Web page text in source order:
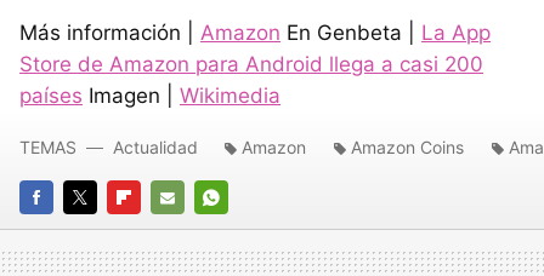
Más información | Amazon En Genbeta | La App
Store de Amazon para Android llega a casi 200
países Imagen | Wikimedia
FACEBOOK
TWITTERFLIPBOARD
E-
MAIL
WHATSAPP
TEMAS Actualidad Amazon Amazon Coins